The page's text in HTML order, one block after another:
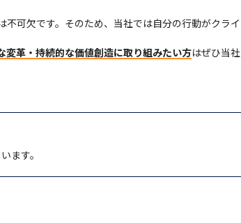
可欠です。そのため、当社では自分の行動がクライ
変革・持続的な価値創造に取り組みたい方はぜひ当社
ます。